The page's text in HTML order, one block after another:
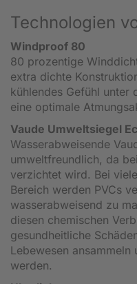
Technologien
Windproof 80
80 prozentige
extra dichte
kühlendes Gefühl unter
eine optimale
Vaude Umweltsiegel
Wasserabweisende
umweltfreundlich, da
verzichtet wird. Bei
Bereich werden PVCs
wasserabweisend zu
diesen chemischen
gesundheitliche
Lebewesen
werden.